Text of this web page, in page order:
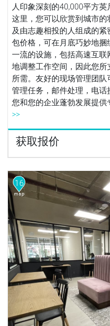
人印象深刻的40,000平方
这里，您可以欣赏到城市
及由志趣相投的人组成的
包价格，可在月底巧妙地
一流的设施，包括高速互
地调整工作空间，因此您
所需。友好的现场管理团
管理任务，邮件处理，电
您和您的企业蓬勃发展提供
>>
获取报价
16